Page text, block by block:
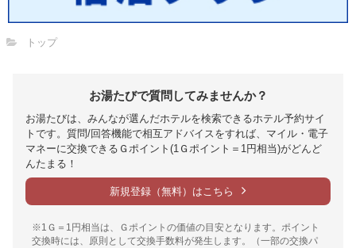
トップ
お湯たびで質問してみませんか？
お湯たびは、みんなが選んだホテルを検索できるホテル予約サイ
トです。質問/回答機能で相互アドバイスをすれば、マイル・電子
マネーに交換できるＧポイント(1Ｇポイント＝1円相当)がどんど
んたまる！
新規登録（無料）はこちら
※1Ｇ＝1円相当は、Ｇポイントの価値の目安となります。ポイント
交換時には、原則として交換手数料が発生します。（一部の交換パ